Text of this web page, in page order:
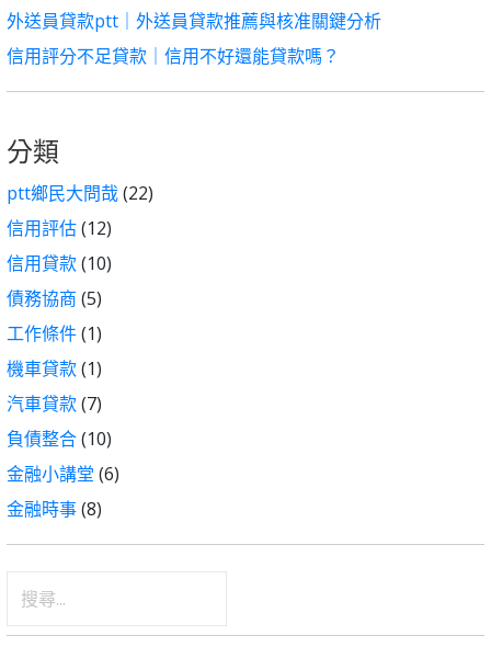
外送員貸款ptt｜外送員貸款推薦與核准關鍵分析
信用評分不足貸款｜信用不好還能貸款嗎？
分類
ptt鄉民大問哉(22)
信用評估(12)
信用貸款(10)
債務協商 (5)
工作條件(1)
機車貸款(1)
汽車貸款(7)
負債整合(10)
金融小講堂 (6)
金融時事(8)
尋
關